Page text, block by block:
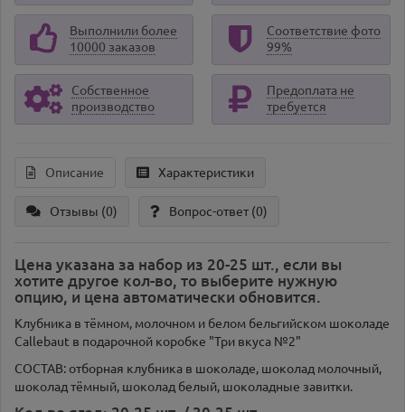
Выполнили более
10000 заказов
Соответствие фото
99%
Собственное
производство
Предоплата не
требуется
Описание Характеристики
Отзывы (0) Вопрос-ответ(0)
Цена указана за набор из 20-25 шт., если вы
хотите другое кол-во, то выберите нужную
опцию, и цена автоматически обновится.
Клубника в тёмном, молочном и белом бельгийском шоколаде
Callebaut в подарочной коробке "Три вкуса №2"
СОСТАВ: отборная клубника в шоколаде, шоколад молочный,
шоколад тёмный, шоколад белый, шоколадные завитки.